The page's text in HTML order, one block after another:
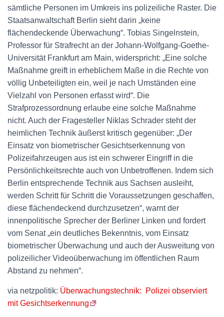
sämtliche Personen im Umkreis ins polizeiliche Raster. Die
Staatsanwaltschaft Berlin sieht darin „keine
flächendeckende Überwachung“. Tobias Singelnstein,
Professor für Strafrecht an der Johann-Wolfgang-Goethe-
Universität Frankfurt am Main, widerspricht: „Eine solche
Maßnahme greift in erheblichem Maße in die Rechte von
völlig Unbeteiligten ein, weil je nach Umständen eine
Vielzahl von Personen erfasst wird“. Die
Strafprozessordnung erlaube eine solche Maßnahme
nicht. Auch der Fragesteller Niklas Schrader steht der
heimlichen Technik äußerst kritisch gegenüber: „Der
Einsatz von biometrischer Gesichtserkennung von
Polizeifahrzeugen aus ist ein schwerer Eingriff in die
Persönlichkeitsrechte auch von Unbetroffenen. Indem sich
Berlin entsprechende Technik aus Sachsen ausleiht,
werden Schritt für Schritt die Voraussetzungen geschaffen,
diese flächendeckend durchzusetzen“, warnt der
innenpolitische Sprecher der Berliner Linken und fordert
vom Senat „ein deutliches Bekenntnis, vom Einsatz
biometrischer Überwachung und auch der Ausweitung von
polizeilicher Videoüberwachung im öffentlichen Raum
Abstand zu nehmen“.
via netzpolitik: Überwachungstechnik: Polizei observiert
mit Gesichtserkennung